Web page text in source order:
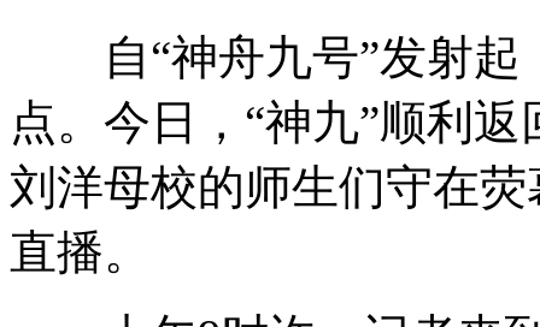
景海鹏家乡建航天公园 学子受熏陶
实拍北京控制中心庆祝神九成功返回
自“神舟九号”发射起
点。今日，“神九”顺利
刘洋母校的师生们守在
直播。